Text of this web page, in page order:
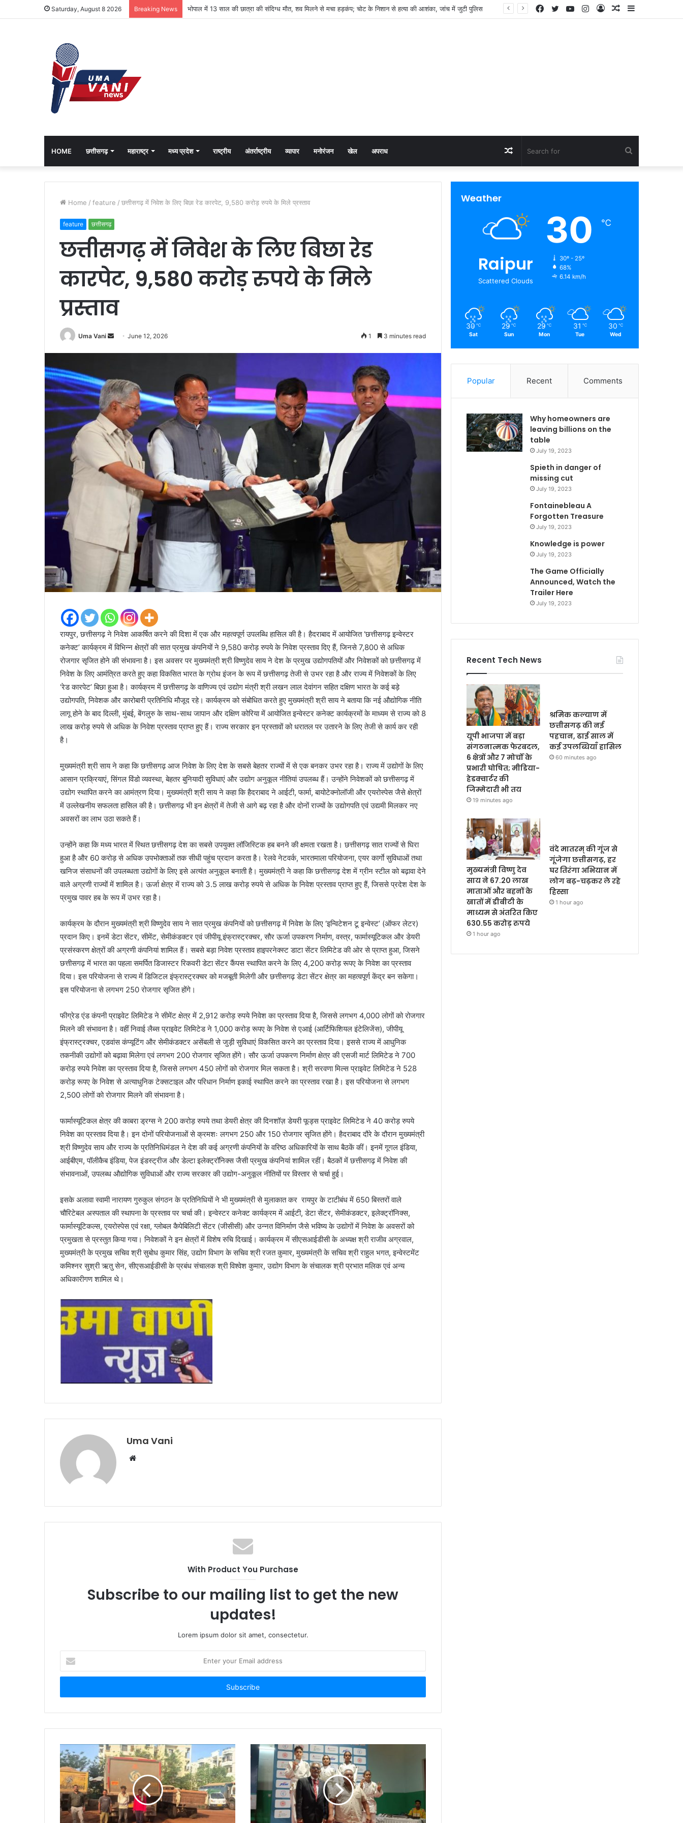
Saturday, August 8 2026 Breaking News यूपी भाजपा में बड़ा संगठनात्मक फेरबदल, 6 क्षेत्रों और 7 मोर्चों के प्रभारी घोषित; मीडिया-हेडक्वार्टर की जिम्मेदारी भी तय Sidebar
Random
Log
Instagram
YouTube
Twitter
Facebook
HOME छत्तीसगढ़ महाराष्ट्र मध्य प्रदेश राष्ट्रीय अंतर्राष्ट्रीय व्यापार मनोरंजन खेल अपराध
for
Random
Article
Home / feature / छत्तीसगढ़ में निवेश के लिए बिछा रेड कारपेट, 9,580 करोड़ रुपये के मिले प्रस्ताव
feature छत्तीसगढ़
छत्तीसगढ़ में निवेश के लिए बिछा रेड
कारपेट, 9,580 करोड़ रुपये के मिले
प्रस्ताव
Uma Vani
Send June 12, 2026 1 3 minutes read
रायपुर, छत्तीसगढ़ ने निवेश आकर्षित करने की दिशा में एक और महत्वपूर्ण उपलब्धि हासिल की है। हैदराबाद में आयोजित ‘छत्तीसगढ़ इन्वेस्टर
कनेक्ट’ कार्यक्रम में विभिन्न क्षेत्रों की सात प्रमुख कंपनियों ने 9,580 करोड़ रुपये के निवेश प्रस्ताव दिए हैं, जिनसे 7,800 से अधिक
रोजगार सृजित होने की संभावना है। इस अवसर पर मुख्यमंत्री श्री विष्णुदेव साय ने देश के प्रमुख उद्योगपतियों और निवेशकों को छत्तीसगढ़ में
निवेश के लिए आमंत्रित करते हुए कहा विकसित भारत के ग्रोथ इंजन के रूप में छत्तीसगढ़ तेजी से उभर रहा है और राज्य में निवेशकों के लिए
‘रेड कारपेट’ बिछा हुआ है। कार्यक्रम में छत्तीसगढ़ के वाणिज्य एवं उद्योग मंत्री श्री लखन लाल देवांगन सहित दक्षिण भारत के कई बड़े
उद्योगपति, निवेशक और कारोबारी प्रतिनिधि मौजूद रहे। कार्यक्रम को संबोधित करते हुए मुख्यमंत्री श्री साय ने बताया कि नई औद्योगिक नीति
लागू होने के बाद दिल्ली, मुंबई, बेंगलुरु के साथ-साथ जापान और दक्षिण कोरिया में आयोजित इन्वेस्टर कनेक्ट कार्यक्रमों के माध्यम से राज्य को 8
लाख करोड़ रुपये से अधिक के निवेश प्रस्ताव प्राप्त हुए हैं। राज्य सरकार इन प्रस्तावों को धरातल पर उतारने के लिए तेजी से कार्य कर रही
है।
मुख्यमंत्री श्री साय ने कहा कि छत्तीसगढ़ आज निवेश के लिए देश के सबसे बेहतर राज्यों में से एक बनकर उभर रहा है। राज्य में उद्योगों के लिए
आसान प्रक्रियाएं, सिंगल विंडो व्यवस्था, बेहतर बुनियादी सुविधाएं और उद्योग अनुकूल नीतियां उपलब्ध हैं। उन्होंने निवेशकों को छत्तीसगढ़ में
उद्योग स्थापित करने का आमंत्रण दिया। मुख्यमंत्री श्री साय ने कहा कि हैदराबाद ने आईटी, फार्मा, बायोटेक्नोलॉजी और एयरोस्पेस जैसे क्षेत्रों
में उल्लेखनीय सफलता हासिल की है। छत्तीसगढ़ भी इन क्षेत्रों में तेजी से आगे बढ़ रहा है और दोनों राज्यों के उद्योगपति एवं उद्यमी मिलकर नए
अवसरों का लाभ उठा सकते हैं।
उन्होंने कहा कि मध्य भारत में स्थित छत्तीसगढ़ देश का सबसे उपयुक्त लॉजिस्टिक हब बनने की क्षमता रखता है। छत्तीसगढ़ सात राज्यों से घिरा
हुआ है और 60 करोड़ से अधिक उपभोक्ताओं तक सीधी पहुंच प्रदान करता है। रेलवे नेटवर्क, भारतमाला परियोजना, एयर कार्गाे सुविधाओं तथा
खनिज संसाधनों की उपलब्धता उद्योगों के लिए इसे अत्यंत अनुकूल बनाती है। मुख्यमंत्री ने कहा कि छत्तीसगढ़ देश में ग्रीन स्टील को बढ़ावा देने
वाले अग्रणी राज्यों में शामिल है। ऊर्जा क्षेत्र में राज्य को 3.5 लाख करोड़ रुपये से अधिक के निवेश प्रस्ताव प्राप्त हुए हैं, जिससे प्रदेश देश के
प्रमुख पावर हब के रूप में उभर रहा है।
कार्यक्रम के दौरान मुख्यमंत्री श्री विष्णुदेव साय ने सात प्रमुख कंपनियों को छत्तीसगढ़ में निवेश के लिए ‘इन्विटेशन टू इन्वेस्ट’ (ऑफर लेटर)
प्रदान किए। इनमें डेटा सेंटर, सीमेंट, सेमीकंडक्टर एवं जीपीयू इंफ्रास्ट्रक्चर, सौर ऊर्जा उपकरण निर्माण, वस्त्र, फार्मास्यूटिकल और डेयरी
प्रसंस्करण क्षेत्रों की अग्रणी कंपनियां शामिल हैं। सबसे बड़ा निवेश प्रस्ताव हाइपरनेक्स्ट डाटा सेंटर लिमिटेड की ओर से प्राप्त हुआ, जिसने
छत्तीसगढ़ में भारत का पहला समर्पित डिजास्टर रिकवरी डेटा सेंटर कैंपस स्थापित करने के लिए 4,200 करोड़ रूपए के निवेश का प्रस्ताव
दिया। इस परियोजना से राज्य में डिजिटल इंफ्रास्ट्रक्चर को मजबूती मिलेगी और छत्तीसगढ़ डेटा सेंटर क्षेत्र का महत्वपूर्ण केंद्र बन सकेगा।
इस परियोजना से लगभग 250 रोजगार सृजित होंगे।
फीग्रेड एंड कंपनी प्राइवेट लिमिटेड ने सीमेंट क्षेत्र में 2,912 करोड़ रुपये निवेश का प्रस्ताव दिया है, जिससे लगभग 4,000 लोगों को रोजगार
मिलने की संभावना है। वहीं निवाई लैब्स प्राइवेट लिमिटेड ने 1,000 करोड़ रूपए के निवेश से एआई (आर्टिफिशियल इंटेलिजेंस), जीपीयू
इंफ्रास्ट्रक्चर, एडवांस कंप्यूटिंग और सेमीकंडक्टर असेंबली से जुड़ी सुविधाएं विकसित करने का प्रस्ताव दिया। इससे राज्य में आधुनिक
तकनीकी उद्योगों को बढ़ावा मिलेगा एवं लगभग 200 रोजगार सृजित होंगे। सौर ऊर्जा उपकरण निर्माण क्षेत्र की एसजी मार्ट लिमिटेड ने 700
करोड़ रुपये निवेश का प्रस्ताव दिया है, जिससे लगभग 450 लोगों को रोजगार मिल सकता है। श्री सरवणा मिल्स प्राइवेट लिमिटेड ने 528
करोड़ रूपए के निवेश से अत्याधुनिक टेक्सटाइल और परिधान निर्माण इकाई स्थापित करने का प्रस्ताव रखा है। इस परियोजना से लगभग
2,500 लोगों को रोजगार मिलने की संभावना है।
फार्मास्यूटिकल क्षेत्र की काबरा ड्रग्स ने 200 करोड़ रुपये तथा डेयरी क्षेत्र की दिनशॉज़ डेयरी फूड्स प्राइवेट लिमिटेड ने 40 करोड़ रुपये
निवेश का प्रस्ताव दिया है। इन दोनों परियोजनाओं से क्रमशः लगभग 250 और 150 रोजगार सृजित होंगे। हैदराबाद दौरे के दौरान मुख्यमंत्री
श्री विष्णुदेव साय और राज्य के प्रतिनिधिमंडल ने देश की कई अग्रणी कंपनियों के वरिष्ठ अधिकारियों के साथ बैठकें कीं। इनमें गूगल इंडिया,
आईबीएम, पॉलीकैब इंडिया, पेज इंडस्ट्रीज और डेल्टा इलेक्ट्रॉनिक्स जैसी प्रमुख कंपनियां शामिल रहीं। बैठकों में छत्तीसगढ़ में निवेश की
संभावनाओं, उपलब्ध औद्योगिक सुविधाओं और राज्य सरकार की उद्योग-अनुकूल नीतियों पर विस्तार से चर्चा हुई।
इसके अलावा स्वामी नारायण गुरुकुल संगठन के प्रतिनिधियों ने भी मुख्यमंत्री से मुलाकात कर रायपुर के टाटीबंध में 650 बिस्तरों वाले
चौरिटेबल अस्पताल की स्थापना के प्रस्ताव पर चर्चा की। इन्वेस्टर कनेक्ट कार्यक्रम में आईटी, डेटा सेंटर, सेमीकंडक्टर, इलेक्ट्रॉनिक्स,
फार्मास्यूटिकल्स, एयरोस्पेस एवं रक्षा, ग्लोबल कैपेबिलिटी सेंटर (जीसीसी) और उन्नत विनिर्माण जैसे भविष्य के उद्योगों में निवेश के अवसरों को
प्रमुखता से प्रस्तुत किया गया। निवेशकों ने इन क्षेत्रों में विशेष रुचि दिखाई। कार्यक्रम में सीएसआईडीसी के अध्यक्ष श्री राजीव अग्रवाल,
मुख्यमंत्री के प्रमुख सचिव श्री सुबोध कुमार सिंह, उद्योग विभाग के सचिव श्री रजत कुमार, मुख्यमंत्री के सचिव श्री राहुल भगत, इन्वेस्टमेंट
कमिश्नर सुश्री ऋतु सेन, सीएसआईडीसी के प्रबंध संचालक श्री विश्वेश कुमार, उद्योग विभाग के संचालक श्री प्रभात मलिक एवं अन्य
अधिकारीगण शामिल थे।
Uma Vani
Website
With Product You Purchase
Subscribe to our mailing list to get the new
updates!
Lorem ipsum dolor sit amet, consectetur.
your
Email
Weather
Raipur
Scattered Clouds
30 ℃
30º - 25º
68%
6.14 km/h
30 ℃
Sat
29 ℃
Sun
29 ℃
Mon
31 ℃
Tue
30 ℃
Wed
Popular Recent Comments
Why homeowners are
leaving billions on the
table
July 19, 2023
Spieth in danger of
missing cut
July 19, 2023
Fontainebleau A
Forgotten Treasure
July 19, 2023
Knowledge is power
July 19, 2023
The Game Officially
Announced, Watch the
Trailer Here
July 19, 2023
Recent Tech News
यूपी भाजपा में बड़ा
संगठनात्मक फेरबदल,
6 क्षेत्रों और 7 मोर्चों के
प्रभारी घोषित; मीडिया-
हेडक्वार्टर की
जिम्मेदारी भी तय
19 minutes ago
श्रमिक कल्याण में
छत्तीसगढ़ की नई
पहचान, ढाई साल में
कई उपलब्धियाँ हासिल
60 minutes ago
मुख्यमंत्री विष्णु देव
साय ने 67.20 लाख
माताओं और बहनों के
खातों में डीबीटी के
माध्यम से अंतरित किए
630.55 करोड़ रुपये
1 hour ago
वंदे मातरम् की गूंज से
गूंजेगा छत्तीसगढ़, हर
घर तिरंगा अभियान में
लोग बढ़-चढ़कर ले रहे
हिस्सा
1 hour ago